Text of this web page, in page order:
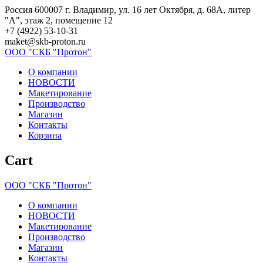
Skip
to
content
Россия 600007 г. Владимир, ул. 16 лет Октября, д. 68А, литер
"А", этаж 2, помещение 12
+7 (4922) 53-10-31
maket@skb-proton.ru
ООО "СКБ "Протон"
О компании
НОВОСТИ
Макетирование
Производство
Магазин
Контакты
Корзина
Cart
ООО "СКБ "Протон"
О компании
НОВОСТИ
Макетирование
Производство
Магазин
Контакты